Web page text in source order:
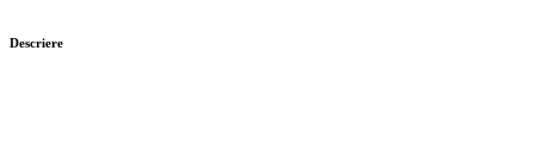
quantity
Descriere